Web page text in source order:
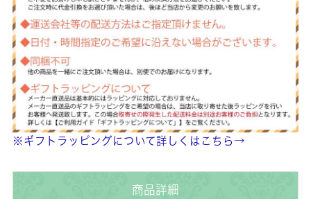
※ギフトラッピングについて詳しくはこちら→
商品詳細